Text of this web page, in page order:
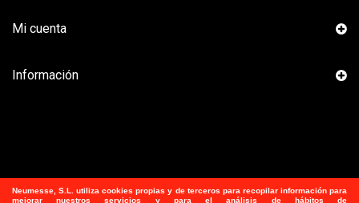
Neumesse, S.L. utiliza cookies propias y de terceros para recopilar información para
mejorar nuestros servicios y para el análisis de hábitos de
Mi cuenta
Información